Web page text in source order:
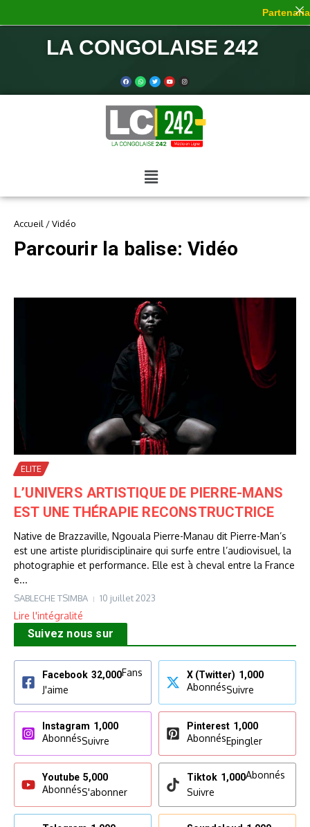
LA CONGOLAISE 242
Accueil /Vidéo
Parcourir la balise: Vidéo
ELITE
L’UNIVERS ARTISTIQUE DE PIERRE-MANS
EST UNE THÉRAPIE RECONSTRUCTRICE
Native de Brazzaville, Ngouala Pierre-Manau dit Pierre-Man’s
est une artiste pluridisciplinaire qui surfe entre l’audiovisuel, la
photographie et performance. Elle est à cheval entre la France
e...
SABLECHE TSIMBA 10 juillet 2023
Lire l'intégralité
Suivez nous sur
Facebook 32,000Fans
J'aime
X (Twitter) 1,000
AbonnésSuivre
Instagram 1,000
AbonnésSuivre
Pinterest 1,000
AbonnésEpingler
Youtube 5,000
AbonnésS'abonner
Tiktok 1,000Abonnés
Suivre